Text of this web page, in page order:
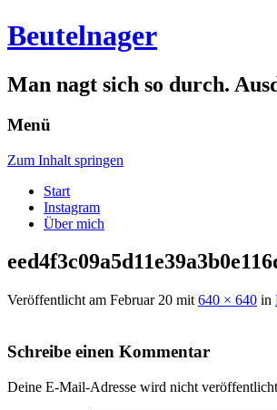
Beutelnager
Man nagt sich so durch.
Menü
Zum Inhalt springen
Start
Instagram
Über mich
Veröffentlicht am Februar 20 mit 640 × 640 in
Schreibe einen Kommentar
Deine E-Mail-Adresse wird nicht